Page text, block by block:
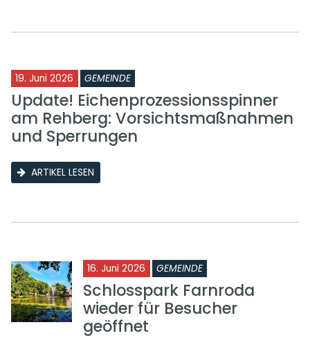
19. Juni 2026 GEMEINDE
Update! Eichenprozessionsspinner
am Rehberg: Vorsichtsmaßnahmen
und Sperrungen
ARTIKEL LESEN
16. Juni 2026 GEMEINDE
Schlosspark Farnroda
wieder für Besucher
geöffnet